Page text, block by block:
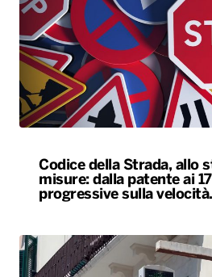
Codice della Strada, allo
misure: dalla patente ai
progressive sulla